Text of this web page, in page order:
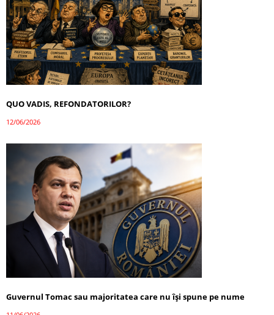
QUO VADIS, REFONDATORILOR?
12/06/2026
Guvernul Tomac sau majoritatea care nu își spune pe nume